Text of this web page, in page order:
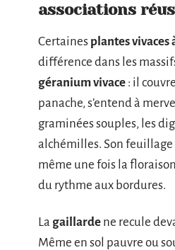
associations
Certaines plantes vivaces
différence dans les
géranium vivace : il
panache, s’entend à
graminées souples, les
alchémilles. Son
même une fois la
du rythme aux bordures.
La gaillarde ne recule
Même en sol pauvre ou